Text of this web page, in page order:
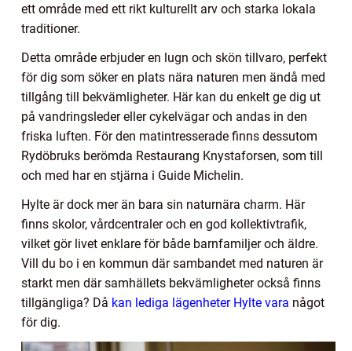
ett område med ett rikt kulturellt arv och starka lokala
traditioner.
Detta område erbjuder en lugn och skön tillvaro, perfekt
för dig som söker en plats nära naturen men ändå med
tillgång till bekvämligheter. Här kan du enkelt ge dig ut
på vandringsleder eller cykelvägar och andas in den
friska luften. För den matintresserade finns dessutom
Rydöbruks berömda Restaurang Knystaforsen, som till
och med har en stjärna i Guide Michelin.
Hylte är dock mer än bara sin naturnära charm. Här
finns skolor, vårdcentraler och en god kollektivtrafik,
vilket gör livet enklare för både barnfamiljer och äldre.
Vill du bo i en kommun där sambandet med naturen är
starkt men där samhällets bekvämligheter också finns
tillgängliga? Då kan lediga lägenheter Hylte vara något
för dig.